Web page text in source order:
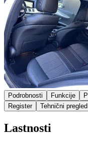
Podrobnosti Funkcije
Register
Tehnični pregled
Lastnosti